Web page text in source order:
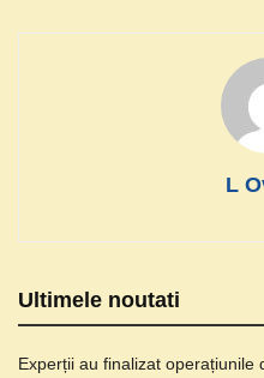
L
Ultimele noutati
Experții au finalizat operațiunile